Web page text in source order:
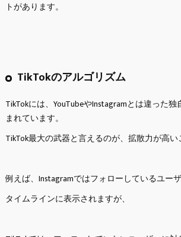
トがあります。
TikTokのアルゴリズム
TikTokには、YouTubeやInstagramとは違った
まれています。
TikTok最大の武器と言えるのが、拡散力が高い
例えば、Instagramではフォローしているユー
タイムラインに表示されますが、